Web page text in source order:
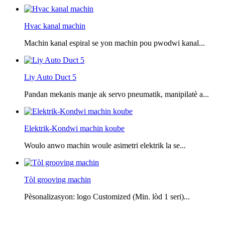
Hvac kanal machin
Machin kanal espiral se yon machin pou pwodwi kanal...
Liy Auto Duct 5
Pandan mekanis manje ak servo pneumatik, manipilatè a...
Elektrik-Kondwi machin koube
Woulo anwo machin woule asimetri elektrik la se...
Tòl grooving machin
Pèsonalizasyon: logo Customized (Min. lòd 1 seri)...